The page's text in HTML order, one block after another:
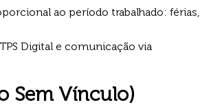
ao período trabalhado: férias,
Digital e comunicação via
Sem Vínculo)